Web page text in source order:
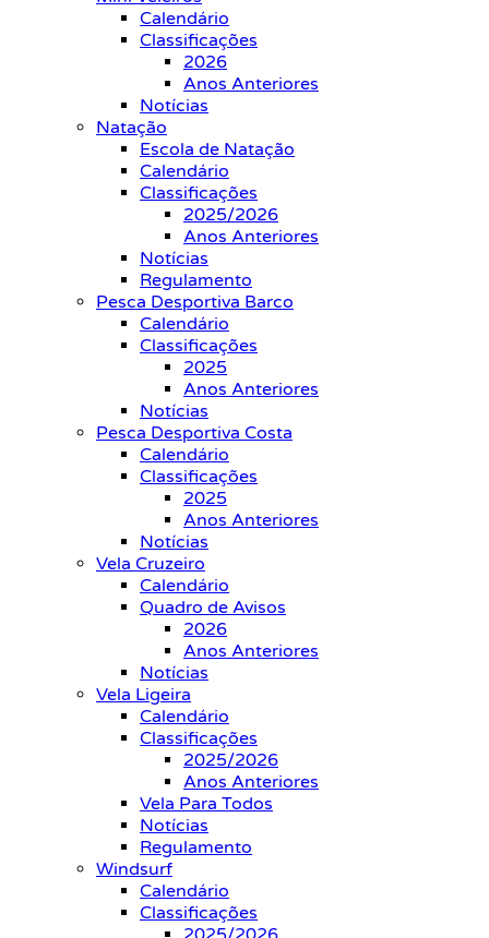
Calendário
Classificações
2026
Anos Anteriores
Notícias
Natação
Escola de Natação
Calendário
Classificações
2025/2026
Anos Anteriores
Notícias
Regulamento
Pesca Desportiva Barco
Calendário
Classificações
2025
Anos Anteriores
Notícias
Pesca Desportiva Costa
Calendário
Classificações
2025
Anos Anteriores
Notícias
Vela Cruzeiro
Calendário
Quadro de Avisos
2026
Anos Anteriores
Notícias
Vela Ligeira
Calendário
Classificações
2025/2026
Anos Anteriores
Vela Para Todos
Notícias
Regulamento
Windsurf
Calendário
Classificações